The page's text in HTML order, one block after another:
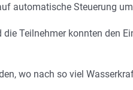
automatische Steuerung
Teilnehmer konnten den
wo nach so viel